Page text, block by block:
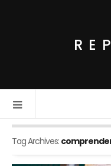
Tag Archives: